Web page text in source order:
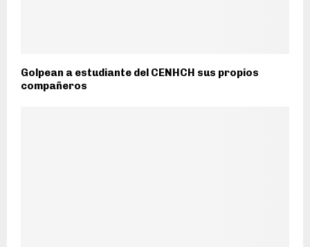
Golpean a estudiante del CENHCH sus propios
compañeros